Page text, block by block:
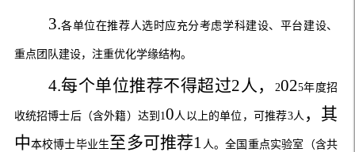
3.各单位在推荐人选时应充分考虑学科建设、平台建设、
重点团队建设，注重优化学缘结构。
4.每个单位推荐不得超过2人， 2025年度招
收统招博士后（含外籍）达到 10 人以上的单位，可推荐3人 ， 其
中本校博士毕业生至多可推荐1 人。全国重点实验室（含共